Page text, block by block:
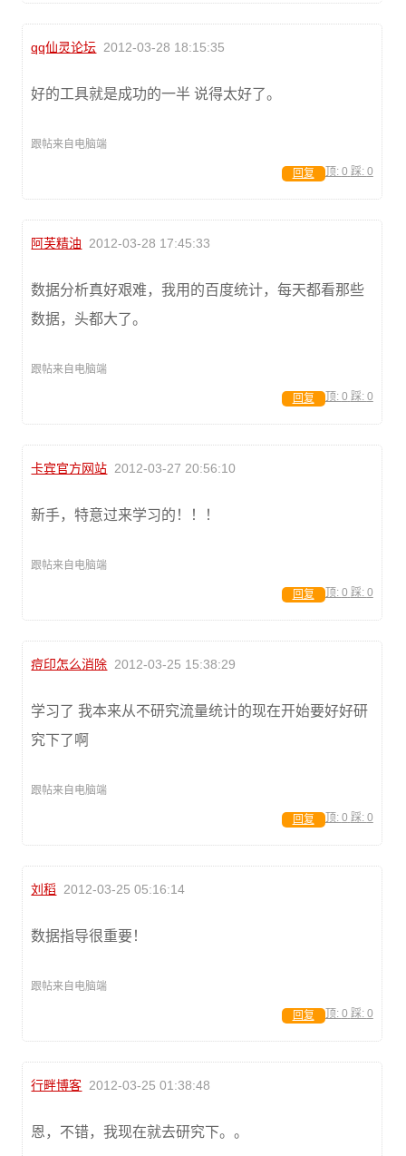
qq仙灵论坛 2012-03-28 18:15:35
好的工具就是成功的一半 说得太好了。
跟帖来自电脑端
顶: 0 踩: 0
回复
阿芙精油 2012-03-28 17:45:33
数据分析真好艰难，我用的百度统计，每天都看那些
数据，头都大了。
跟帖来自电脑端
顶: 0 踩: 0
回复
卡宾官方网站 2012-03-27 20:56:10
新手，特意过来学习的！！！
跟帖来自电脑端
顶: 0 踩: 0
回复
痘印怎么消除 2012-03-25 15:38:29
学习了 我本来从不研究流量统计的现在开始要好好研
究下了啊
跟帖来自电脑端
顶: 0 踩: 0
回复
刘稻 2012-03-25 05:16:14
数据指导很重要！
跟帖来自电脑端
顶: 0 踩: 0
回复
行畔博客 2012-03-25 01:38:48
恩，不错，我现在就去研究下。。